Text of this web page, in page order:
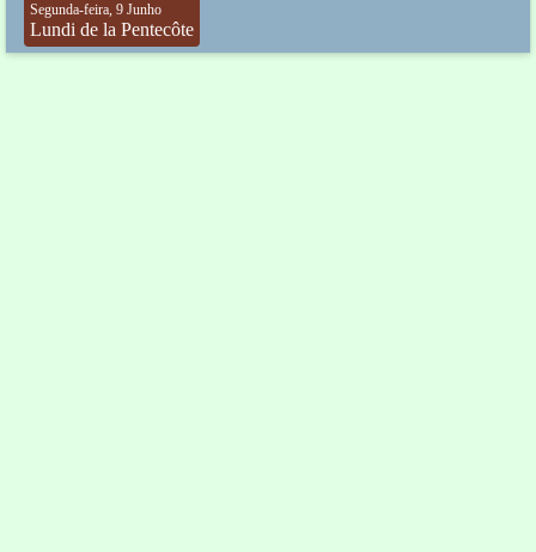
Segunda-feira, 9 Junho
Lundi de la Pentecôte